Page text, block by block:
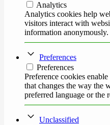
Analytics
Analytics cookies help
visitors interact with
information anonymously.
Preferences
Preferences
Preference cookies
that changes the way the
preferred language or the
Unclassified